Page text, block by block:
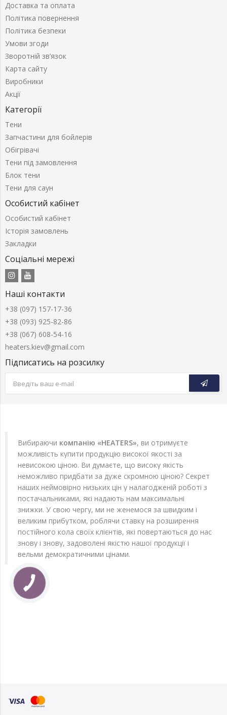
Доставка та оплата
Політика повернення
Політика безпеки
Умови згоди
Зворотній зв’язок
Карта сайту
Виробники
Акції
Категорії
Тени
Запчастини для бойлерів
Обігрівачі
Тени під замовлення
Блок тени
Тени для саун
Особистий кабінет
Особистий кабінет
Історія замовлень
Закладки
Соціальні мережі
Наші контакти
+38 (097) 157-17-36
+38 (093) 925-82-86
+38 (067) 608-54-16
heaters.kiev@gmail.com
Підписатись на розсилку
Вибираючи компанію «HEATERS», ви отримуєте
можливість купити продукцію високої якості за
невисокою ціною. Ви думаєте, що високу якість
неможливо придбати за дуже скромною ціною? Секрет
наших неймовірно низьких цін у налагодженій роботі з
постачальниками, які надають нам максимальні
знижки. У свою чергу, ми не женемося за швидким і
великим прибутком, роблячи ставку на розширення
постійного кола своїх клієнтів, які повертаються до нас
знову і знову, задоволені якістю нашої продукції і
вельми демократичними цінами.
КНОПКА
ЗВ'ЯЗКУ